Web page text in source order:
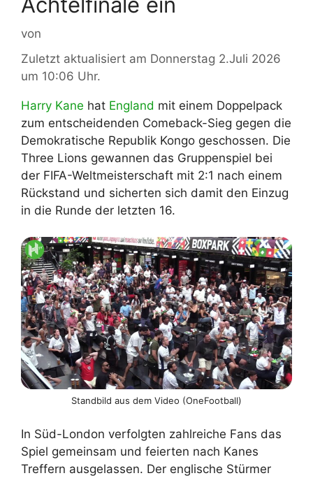
von
Zuletzt aktualisiert am Donnerstag 2.Juli 2026
um 10:06 Uhr.
Harry Kane hat England mit einem Doppelpack
zum entscheidenden Comeback-Sieg gegen die
Demokratische Republik Kongo geschossen. Die
Three Lions gewannen das Gruppenspiel bei
der FIFA-Weltmeisterschaft mit 2:1 nach einem
Rückstand und sicherten sich damit den Einzug
in die Runde der letzten 16.
Standbild aus dem Video (OneFootball)
In Süd-London verfolgten zahlreiche Fans das
Spiel gemeinsam und feierten nach Kanes
Treffern ausgelassen. Der englische Stürmer